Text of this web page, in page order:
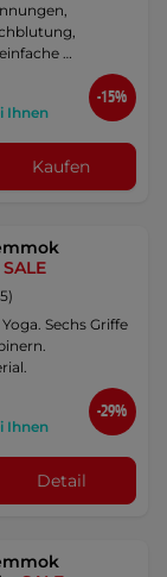
…
Ihnen
-15%
Kaufen
SALE
Sechs Griffe
Ihnen
-29%
Detail